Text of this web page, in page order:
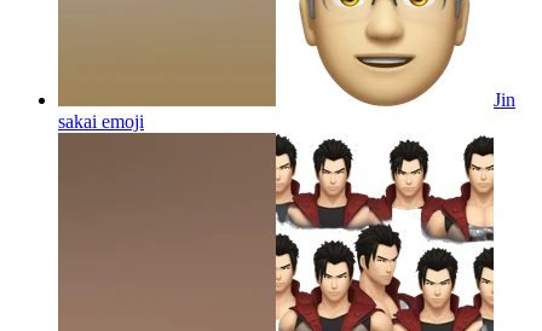
Jin
sakai emoji